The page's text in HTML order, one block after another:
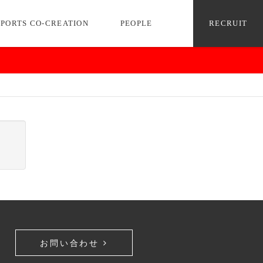
CO-CREATION PEOPLE RECRUIT
그마게임총판∟밤의전쟁
お問い合わせ